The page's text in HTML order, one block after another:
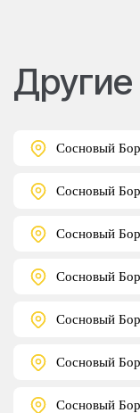
Сосновый
Сосновый
Сосновый
Сосновый
Сосновый
Сосновый
Сосновый